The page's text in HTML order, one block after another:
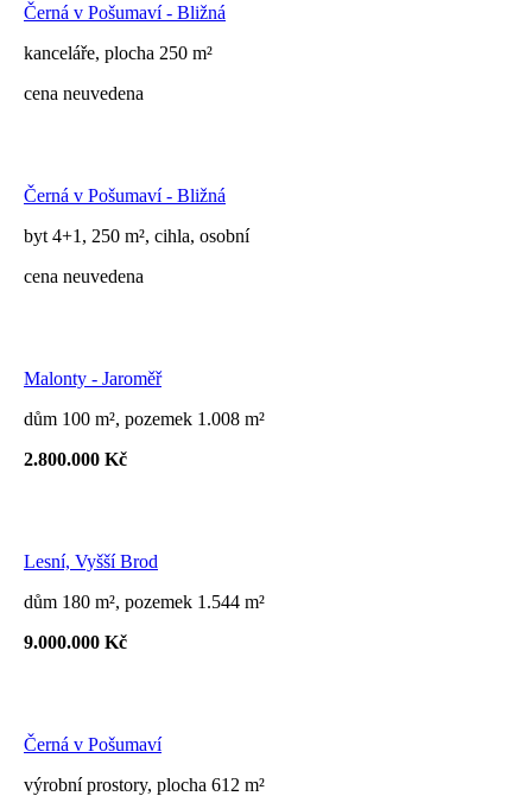
Černá v Pošumaví - Bližná
kanceláře, plocha 250 m²
cena neuvedena
Černá v Pošumaví - Bližná
byt 4+1, 250 m², cihla, osobní
cena neuvedena
Malonty - Jaroměř
dům 100 m², pozemek 1.008 m²
2.800.000 Kč
Lesní, Vyšší Brod
dům 180 m², pozemek 1.544 m²
9.000.000 Kč
Černá v Pošumaví
výrobní prostory, plocha 612 m²